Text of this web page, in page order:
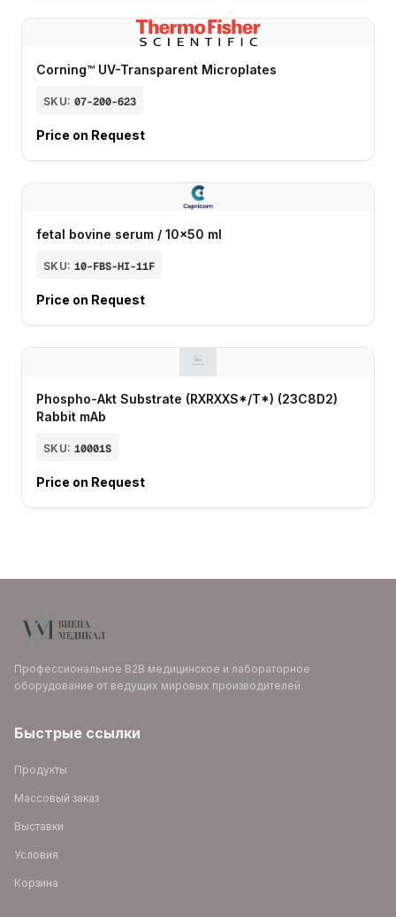
Corning™ UV-Transparent Microplates
SKU: 07-200-623
Price on Request
fetal bovine serum / 10x50 ml
SKU: 10-FBS-HI-11F
Price on Request
Phospho-Akt Substrate (RXRXXS*/T*) (23C8D2)
Rabbit mAb
SKU: 10001S
Price on Request
Профессиональное B2B медицинское и лабораторное
оборудование от ведущих мировых производителей.
Быстрые ссылки
Продукты
Массовый заказ
Выставки
Условия
Корзина